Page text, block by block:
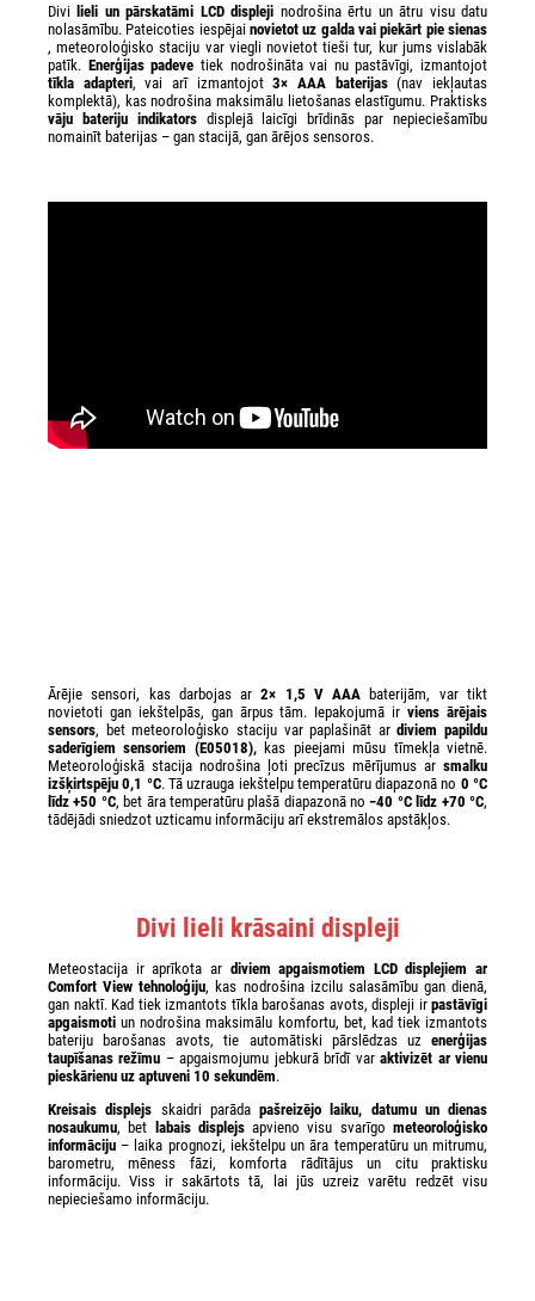
Divi lieli un pārskatāmi LCD displeji nodrošina ērtu un ātru visu datu
nolasāmību. Pateicoties iespējai novietot uz galda vai piekārt pie sienas
, meteoroloģisko staciju var viegli novietot tieši tur, kur jums vislabāk
patīk. Enerģijas padeve tiek nodrošināta vai nu pastāvīgi, izmantojot
tīkla adapteri, vai arī izmantojot3× AAA baterijas(nav iekļautas
komplektā), kas nodrošina maksimālu lietošanas elastīgumu. Praktisks
vāju bateriju indikators displejā laicīgi brīdinās par nepieciešamību
nomainīt baterijas – gan stacijā, gan ārējos sensoros.
Ārējie sensori, kas darbojas ar2× 1,5 V AAA baterijām, var tikt
novietoti gan iekštelpās, gan ārpus tām. Iepakojumā irviens ārējais
sensors, bet meteoroloģisko staciju var paplašināt ardiviem papildu
saderīgiem sensoriem (E05018), kas pieejami mūsu tīmekļa vietnē.
Meteoroloģiskā stacija nodrošina ļoti precīzus mērījumus ar smalku
izšķirtspēju 0,1 °C. Tā uzrauga iekštelpu temperatūru diapazonā no 0 °C
līdz +50 °C, bet āra temperatūru plašā diapazonā no−40 °C līdz +70 °C,
tādējādi sniedzot uzticamu informāciju arī ekstremālos apstākļos.
Divi lieli krāsaini displeji
Meteostacija ir aprīkota ar diviem apgaismotiem LCD displejiem ar
Comfort View tehnoloģiju, kas nodrošina izcilu salasāmību gan dienā,
gan naktī. Kad tiek izmantots tīkla barošanas avots, displeji ir pastāvīgi
apgaismotiun nodrošina maksimālu komfortu, bet, kad tiek izmantots
bateriju barošanas avots, tie automātiski pārslēdzas uz enerģijas
taupīšanas režīmu – apgaismojumu jebkurā brīdī varaktivizēt ar vienu
pieskārienu uz aptuveni 10 sekundēm.
Kreisais displejs skaidri parāda pašreizējo laiku, datumu un dienas
nosaukumu, bet labais displejsapvieno visu svarīgometeoroloģisko
informāciju – laika prognozi, iekštelpu un āra temperatūru un mitrumu,
barometru, mēness fāzi, komforta rādītājus un citu praktisku
informāciju. Viss ir sakārtots tā, lai jūs uzreiz varētu redzēt visu
nepieciešamo informāciju.